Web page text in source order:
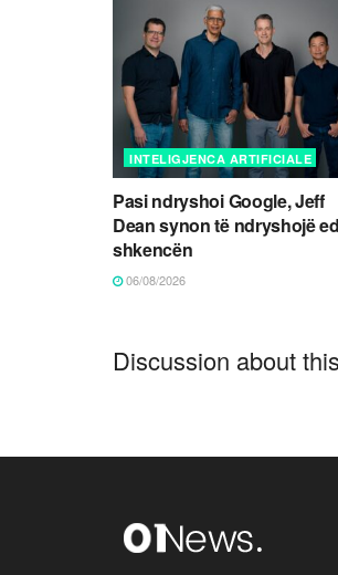
INTELIGJENCA ARTIFICIALE
Pasi ndryshoi Google, Jeff
Dean synon të ndryshojë
shkencën
06/08/2026
Discussion about